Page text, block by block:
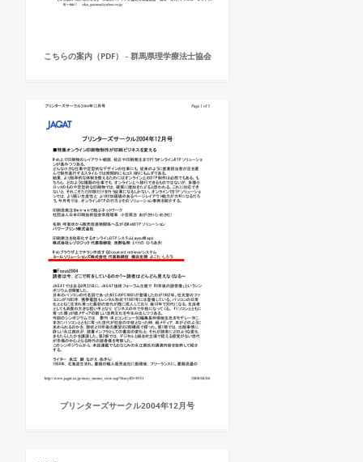
こちらの案内（PDF） - 群馬県理学療法士協会
プリンターズサークル2004年12月号